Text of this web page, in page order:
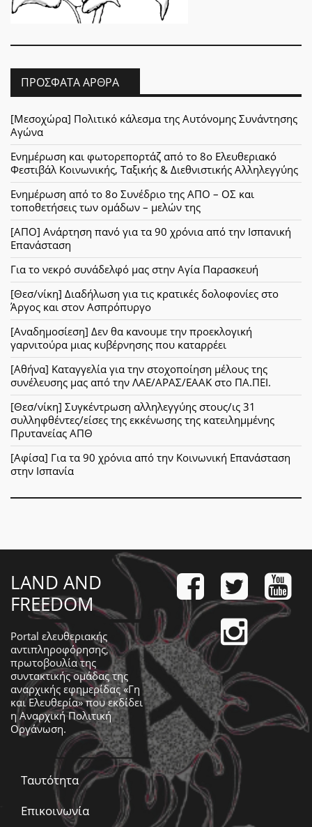
ΠΡΌΣΦΑΤΑ ΆΡΘΡΑ
[Μεσοχώρα] Πολιτικό κάλεσμα της Αυτόνομης Συνάντησης
Αγώνα
Ενημέρωση και φωτορεπορτάζ από το 8ο Ελευθεριακό
Φεστιβάλ Κοινωνικής, Ταξικής & Διεθνιστικής Αλληλεγγύης
Ενημέρωση από το 8ο Συνέδριο της ΑΠΟ – ΟΣ και
τοποθετήσεις των ομάδων – μελών της
[ΑΠΟ] Ανάρτηση πανό για τα 90 χρόνια από την Ισπανική
Επανάσταση
Για το νεκρό συνάδελφό μας στην Αγία Παρασκευή
[Θεσ/νίκη] Διαδήλωση για τις κρατικές δολοφονίες στο
Άργος και στον Ασπρόπυργο
[Αναδημοσίεση] Δεν θα κανουμε την προεκλογική
γαρνιτούρα μιας κυβέρνησης που καταρρέει
[Αθήνα] Καταγγελία για την στοχοποίηση μέλους της
συνέλευσης μας από την ΛΑΕ/ΑΡΑΣ/ΕΑΑΚ στο ΠΑ.ΠΕΙ.
[Θεσ/νίκη] Συγκέντρωση αλληλεγγύης στους/ις 31
συλληφθέντες/είσες της εκκένωσης της κατειλημμένης
Πρυτανείας ΑΠΘ
[Αφίσα] Για τα 90 χρόνια από την Κοινωνική Επανάσταση
στην Ισπανία
LAND AND
FREEDOM
Portal ελευθεριακής
αντιπληροφόρησης,
πρωτοβουλία της
συντακτικής ομάδας της
αναρχικής εφημερίδας «Γη
και Ελευθερία» που εκδίδει
ηΑναρχική Πολιτική
Οργάνωση.
Ταυτότητα
Επικοινωνία